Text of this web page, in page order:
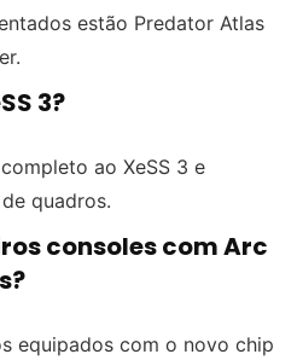
estão Predator Atlas
3?
ao XeSS 3 e
quadros.
consoles com Arc
equipados com o novo chip